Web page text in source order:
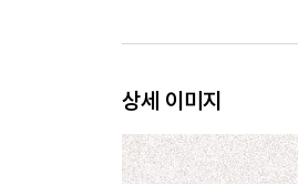
상세 이미지